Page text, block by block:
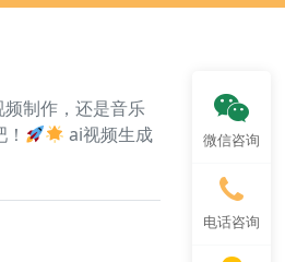
制作，还是音乐
ai视频生成
微信咨询
电话咨询